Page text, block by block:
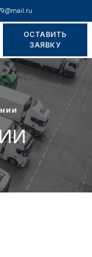
ОСТАВИТЬ
ЗАЯВКУ